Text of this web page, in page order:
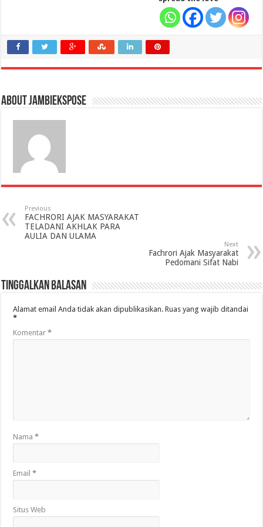
About jambiekspose
Previous
FACHRORI AJAK MASYARAKAT
TELADANI AKHLAK PARA
AULIA DAN ULAMA
Next
Fachrori Ajak Masyarakat
Pedomani Sifat Nabi
Tinggalkan Balasan
Alamat email Anda tidak akan dipublikasikan. Ruas yang wajib ditandai
*
Komentar*
Nama*
Email*
Situs Web